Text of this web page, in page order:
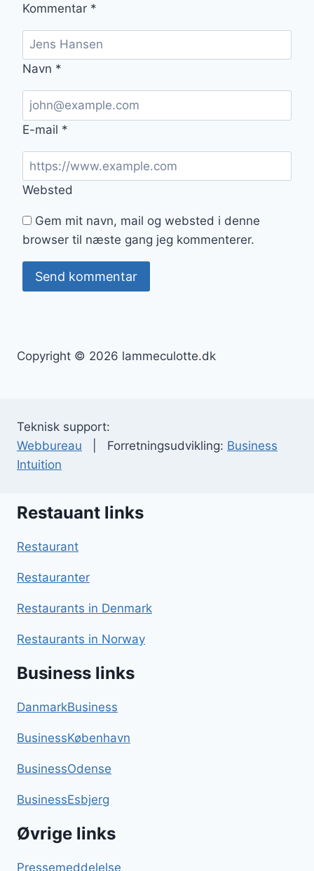
Kommentar *
Navn *
E-mail *
Websted
Gem mit navn, mail og websted i denne
browser til næste gang jeg kommenterer.
Copyright © 2026 lammeculotte.dk
Teknisk support:
Webbureau | Forretningsudvikling: Business
Intuition
Restauant links
Restaurant
Restauranter
Restaurants in Denmark
Restaurants in Norway
Business links
DanmarkBusiness
BusinessKøbenhavn
BusinessOdense
BusinessEsbjerg
Øvrige links
Pressemeddelelse